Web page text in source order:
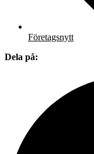
Företagsnytt
Dela på: